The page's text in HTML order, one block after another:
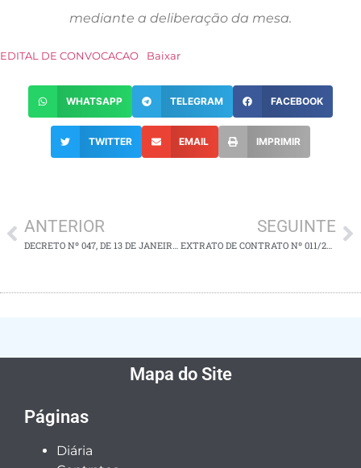
mediante a deliberação da mesa.
EDITAL DE CONVOCACAO Baixar
WHATSAPP TELEGRAM FACEBOOK
TWITTER EMAIL IMPRIMIR
ANTERIOR
DECRETO Nº 047, DE 13 DE JANEIRO DE 2025
SEGUINTE
EXTRATO DE CONTRATO Nº 011/2025 – TORNAR SEM EFEITO
Mapa do Site
Páginas
Diária